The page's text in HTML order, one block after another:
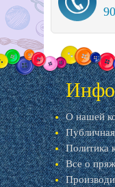
О нашей
Политика
Все о